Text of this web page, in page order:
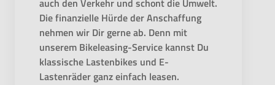
auch den Verkehr und schont die Umwelt.
Die finanzielle Hürde der Anschaffung
nehmen wir Dir gerne ab. Denn mit
unserem Bikeleasing-Service kannst Du
klassische Lastenbikes und E-
Lastenräder ganz einfach leasen.